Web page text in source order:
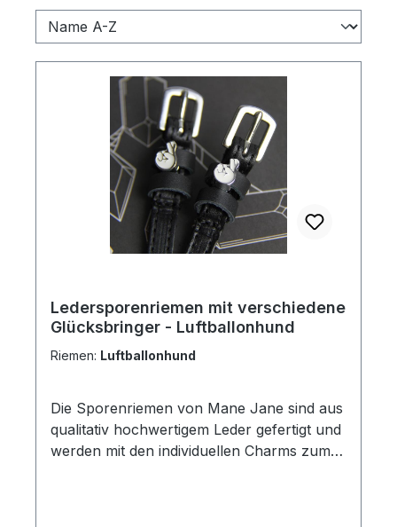
Ledersporenriemen mit verschiedene
Glücksbringer - Luftballonhund
Riemen: Luftballonhund
Die Sporenriemen von Mane Jane sind aus
qualitativ hochwertigem Leder gefertigt und
werden mit den individuellen Charms zum